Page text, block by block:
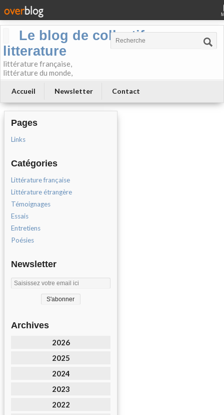
Le blog de collectif-
litterature
littérature française,
littérature du monde,
Accueil Newsletter Contact
Pages
Links
Catégories
Littérature française
Littérature étrangère
Témoignages
Essais
Entretiens
Poésies
Newsletter
Archives
2026
2025
2024
2023
2022